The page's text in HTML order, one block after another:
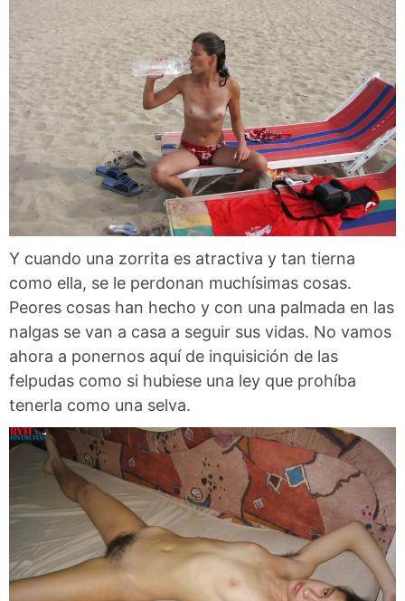
Y cuando una zorrita es atractiva y tan tierna
como ella, se le perdonan muchísimas cosas.
Peores cosas han hecho y con una palmada en las
nalgas se van a casa a seguir sus vidas. No vamos
ahora a ponernos aquí de inquisición de las
felpudas como si hubiese una ley que prohíba
tenerla como una selva.